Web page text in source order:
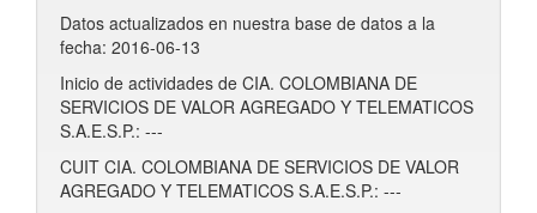
Datos actualizados en nuestra base de datos a la
fecha: 2016-06-13
Inicio de actividades de CIA. COLOMBIANA DE
SERVICIOS DE VALOR AGREGADO Y TELEMATICOS
S.A.E.S.P.: ---
CUIT CIA. COLOMBIANA DE SERVICIOS DE VALOR
AGREGADO Y TELEMATICOS S.A.E.S.P.: ---